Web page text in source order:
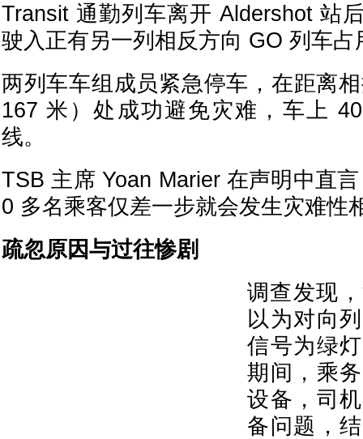
Transit 通勤列车离开 Aldershot 站
驶入正有另一列相反方向 GO 列车占
两列车车组成员紧急停车，在距离
167 米）处成功避免灾难，车上
线。
TSB 主席 Yoan Marier 在声明中直
0 多名乘客仅差一步就会发生灾难性
疏忽原因与过往惨剧
调查发现
以为对向
信号为绿
期间，乘
设备，司
备问题，